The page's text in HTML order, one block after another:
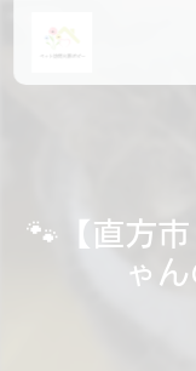
🐾【直方
ゃ